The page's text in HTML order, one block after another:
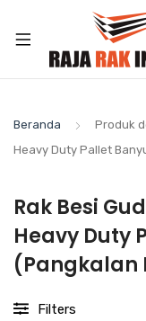
Beranda
Produk
Heavy Duty Pallet
Rak Besi
Heavy Duty
(Pangkalan
Filters